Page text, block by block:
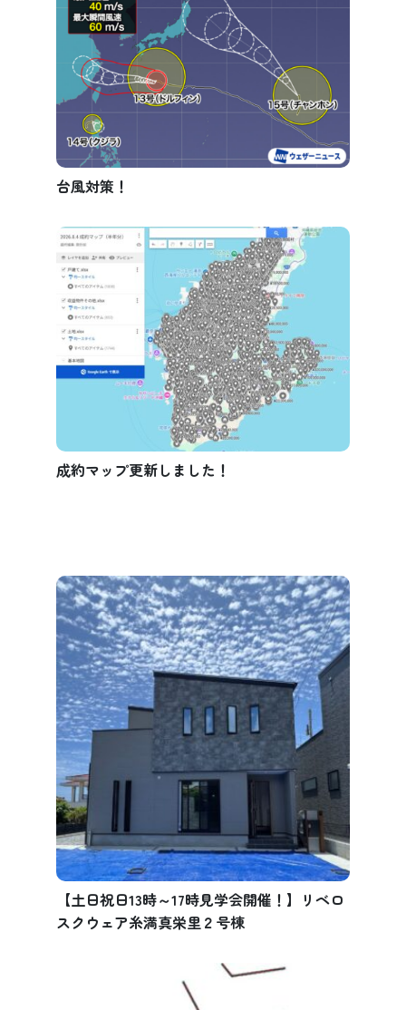
台風対策！
成約マップ更新しました！
【土日祝日13時～17時見学会開催！】リベロ
スクウェア糸満真栄里２号棟